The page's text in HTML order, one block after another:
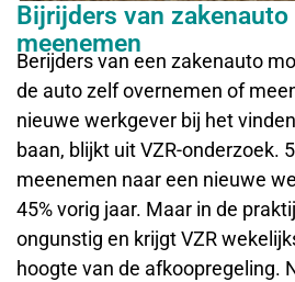
Bijrijders van
meenemen
Berijders van een zakenauto
de auto zelf overnemen of
nieuwe werkgever bij het
baan, blijkt uit VZR-onderzoek.
meenemen naar een nieuwe
45% vorig jaar. Maar in de
ongunstig en krijgt VZR
hoogte van de afkoopregeling.